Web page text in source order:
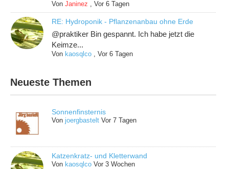
VonJaninez ,Vor 6 Tagen
RE: Hydroponik - Pflanzenanbau ohne Erde
@praktiker Bin gespannt. Ich habe jetzt die
Keimze...
Vonkaosqlco ,Vor 6 Tagen
Neueste Themen
Sonnenfinsternis
Vonjoergbastelt Vor 7 Tagen
Katzenkratz- und Kletterwand
Von kaosqlco Vor 3 Wochen